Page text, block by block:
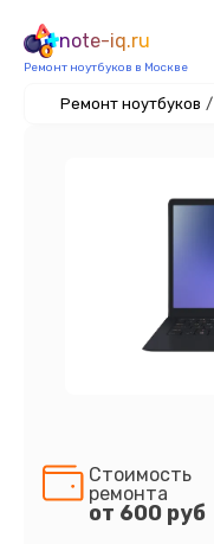
note-iq.ru
Ремонт ноутбуков в Москве
Ремонт ноутбуков /
Стоимость
ремонта
от 600 руб